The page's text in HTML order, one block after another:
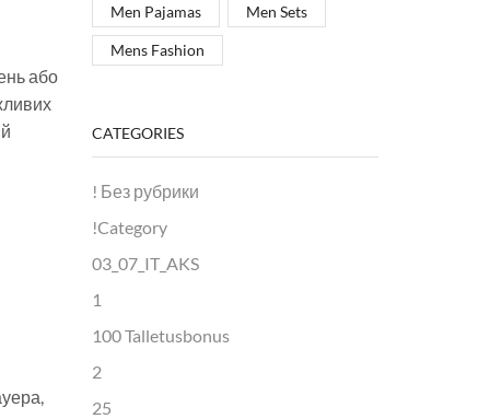
або
Men Pajamas Men Sets
Mens Fashion
CATEGORIES
! Без рубрики
!Category
03_07_IT_AKS
1
100 Talletusbonus
2
25